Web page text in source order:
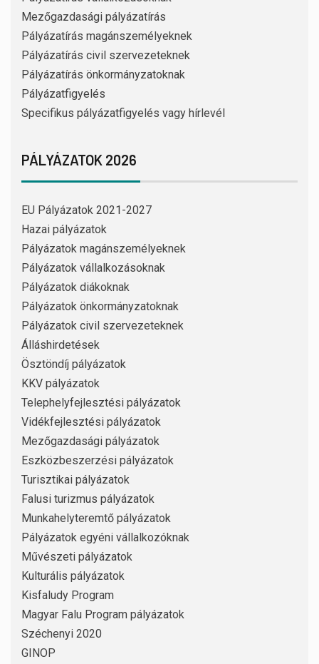
Mezőgazdasági pályázatírás
Pályázatírás magánszemélyeknek
Pályázatírás civil szervezeteknek
Pályázatírás önkormányzatoknak
Pályázatfigyelés
Specifikus pályázatfigyelés vagy hírlevél
PÁLYÁZATOK 2026
EU Pályázatok 2021-2027
Hazai pályázatok
Pályázatok magánszemélyeknek
Pályázatok vállalkozásoknak
Pályázatok diákoknak
Pályázatok önkormányzatoknak
Pályázatok civil szervezeteknek
Álláshirdetések
Ösztöndíj pályázatok
KKV pályázatok
Telephelyfejlesztési pályázatok
Vidékfejlesztési pályázatok
Mezőgazdasági pályázatok
Eszközbeszerzési pályázatok
Turisztikai pályázatok
Falusi turizmus pályázatok
Munkahelyteremtő pályázatok
Pályázatok egyéni vállalkozóknak
Művészeti pályázatok
Kulturális pályázatok
Kisfaludy Program
Magyar Falu Program pályázatok
Széchenyi 2020
GINOP